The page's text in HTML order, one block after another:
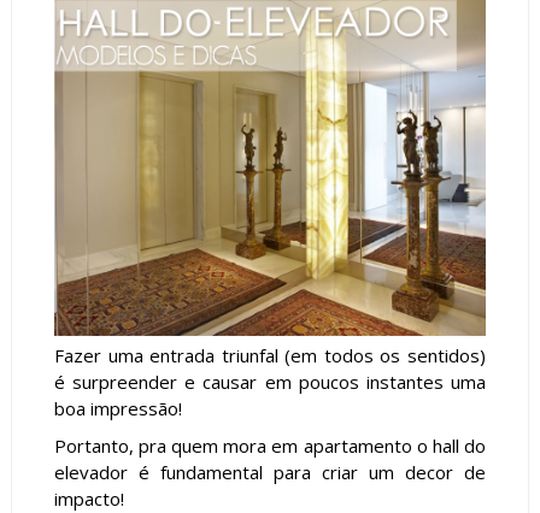
Fazer uma entrada triunfal (em todos os sentidos)
é surpreender e causar em poucos instantes uma
boa impressão!
Portanto, pra quem mora em apartamento o hall do
elevador é fundamental para criar um decor de
impacto!